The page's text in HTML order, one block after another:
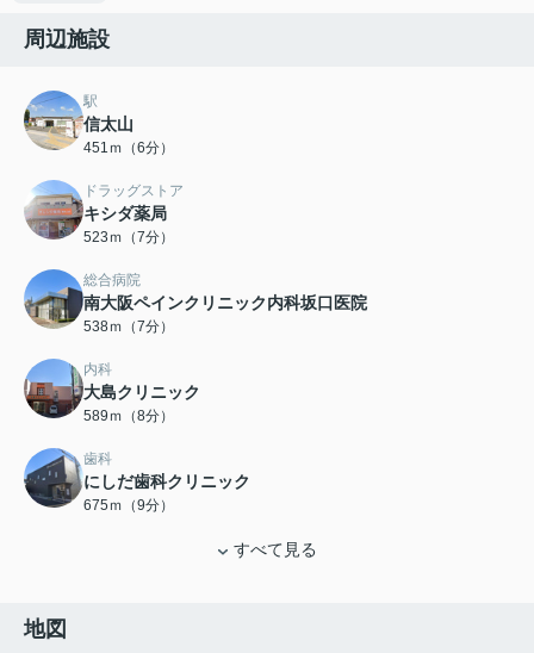
周辺施設
駅
信太山
451ｍ（6分）
ドラッグストア
キシダ薬局
523ｍ（7分）
総合病院
南大阪ペインクリニック内科坂口医院
538ｍ（7分）
内科
大島クリニック
589ｍ（8分）
歯科
にしだ歯科クリニック
675ｍ（9分）
すべて見る
地図